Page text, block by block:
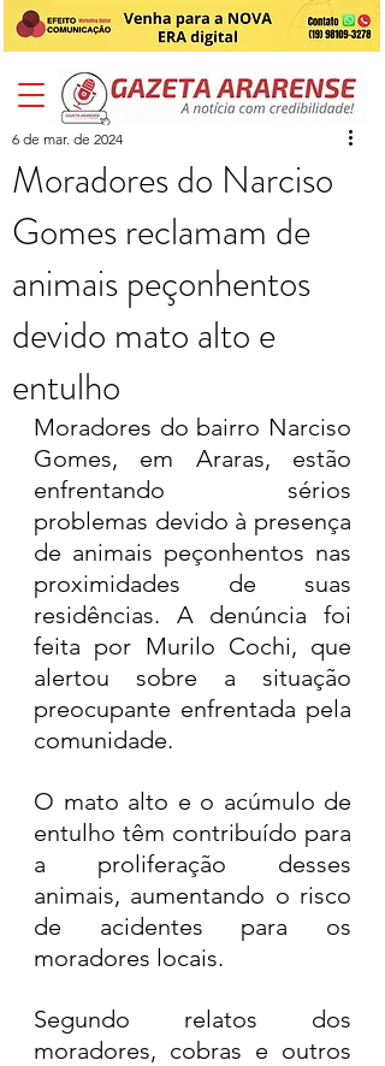
Moradores do Narciso
Gomes reclamam de
animais peçonhentos
devido mato alto e
entulho
6 de mar. de 2024
Moradores do bairro Narciso
Gomes, em Araras, estão
enfrentando sérios
problemas devido à presença
de animais peçonhentos nas
proximidades de suas
residências. A denúncia foi
feita por Murilo Cochi, que
alertou sobre a situação
preocupante enfrentada pela
comunidade.
O mato alto e o acúmulo de
entulho têm contribuído para
a proliferação desses
animais, aumentando o risco
de acidentes para os
moradores locais.
Segundo relatos dos
moradores, cobras e outros